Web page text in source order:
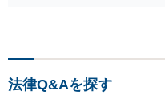
法律Q&Aを探す